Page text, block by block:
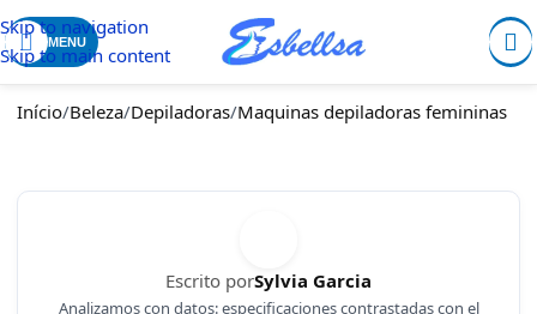
Skip to navigation
Skip to main content
MENU
Início/Beleza/Depiladoras/Maquinas depiladoras femininas
Escrito porSylvia Garcia
Analizamos con datos: especificaciones contrastadas con el